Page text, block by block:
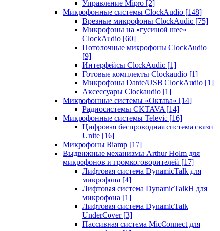
Управление Mipro [2]
Микрофонные системы ClockAudio [148]
Врезные микрофоны ClockAudio [75]
Микрофоны на «гусиной шее»
ClockAudio [60]
Потолочные микрофоны ClockAudio
[9]
Интерфейсы ClockAudio [1]
Готовые комплекты Clockaudio [1]
Микрофоны Dante/USB ClockAudio [1]
Аксессуары Clockaudio [1]
Микрофонные системы «Октава» [14]
Радиосистемы OKTAVA [14]
Микрофонные системы Televic [16]
Цифровая беспроводная система связи
Unite [16]
Микрофоны Biamp [17]
Выдвижные механизмы Arthur Holm для
микрофонов и громкоговорителей [17]
Лифтовая система DynamicTalk для
микрофона [4]
Лифтовая система DynamicTalkH для
микрофона [1]
Лифтовая система DynamicTalk
UnderCover [3]
Пассивная система MicConnect для